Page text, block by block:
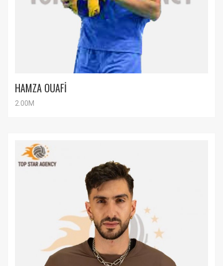
HAMZA OUAFİ
2.00M